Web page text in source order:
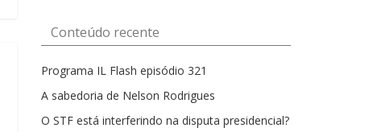
Conteúdo recente
Programa IL Flash episódio 321
A sabedoria de Nelson Rodrigues
O STF está interferindo na disputa presidencial?